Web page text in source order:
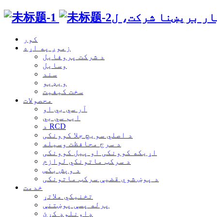
کور
زموږ په اړه
د شرکت پروفایل
وسایل
سند
ویډیو
سخت کیفیت
محصولات
آر سي بي او
ایم سي بي
د RCD
د اصلي سویچ جلا کوونکی
د سرج محافظت وسیله
اړیکه کوونکی او پیل کوونکی
د سرکټ ماتونکي لوازم
د وېش بکس
د پوښ شوي قضیې سرکټ ماتونکی
خدمت
تخنیکي ملاتړ
پرله پسې پوښتنې
ډاونلوډ کړئ